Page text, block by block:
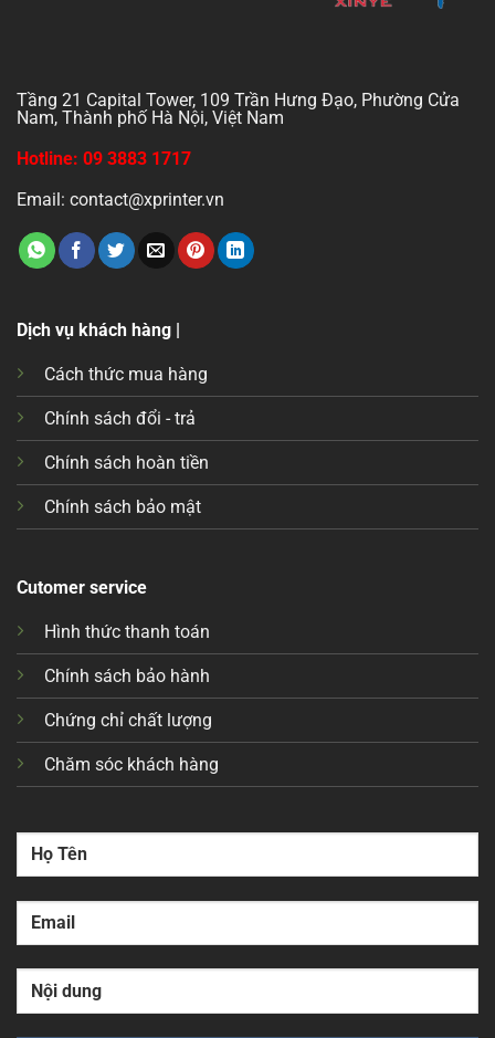
Tầng 21 Capital Tower, 109 Trần Hưng Đạo, Phường Cửa
Nam, Thành phố Hà Nội, Việt Nam
Hotline: 09 3883 1717
Email: contact@xprinter.vn
Dịch vụ khách hàng |
Cách thức mua hàng
Chính sách đổi - trả
Chính sách hoàn tiền
Chính sách bảo mật
Cutomer service
Hình thức thanh toán
Chính sách bảo hành
Chứng chỉ chất lượng
Chăm sóc khách hàng